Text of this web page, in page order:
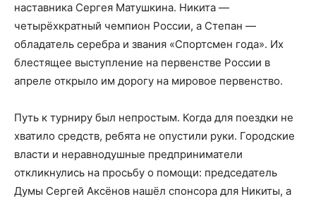
наставника Сергея Матушкина. Никита —
четырёхкратный чемпион России, а Степан —
обладатель серебра и звания «Спортсмен года». Их
блестящее выступление на первенстве России в
апреле открыло им дорогу на мировое первенство.
Путь к турниру был непростым. Когда для поездки не
хватило средств, ребята не опустили руки. Городские
власти и неравнодушные предприниматели
откликнулись на просьбу о помощи: председатель
Думы Сергей Аксёнов нашёл спонсора для Никиты, а